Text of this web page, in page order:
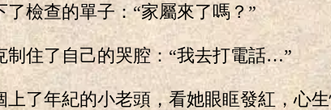
查的單子：“家屬來了嗎？”
了自己的哭腔：“我去打電話…”
年紀的小老頭，看她眼眶發紅，心生